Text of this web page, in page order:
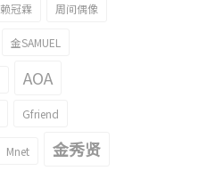
赖冠霖 周间偶像
金SAMUEL
AOA
Gfriend
Mnet 金秀贤